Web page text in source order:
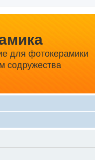
для фотокерамики
содружества